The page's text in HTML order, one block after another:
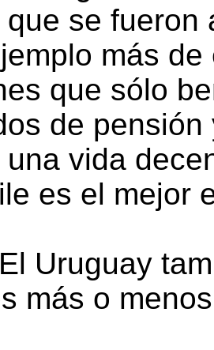
se fueron
más
que sólo
de
una vida
es el mejor
Uruguay
más o